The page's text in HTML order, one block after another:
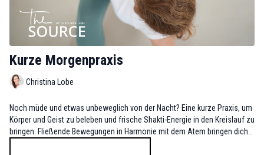
Kurze Morgenpraxis
Christina Lobe
Noch müde und etwas unbeweglich von der Nacht? Eine kurze Praxis, um
Körper und Geist zu beleben und frische Shakti-Energie in den Kreislauf zu
bringen. Fließende Bewegungen in Harmonie mit dem Atem bringen dich